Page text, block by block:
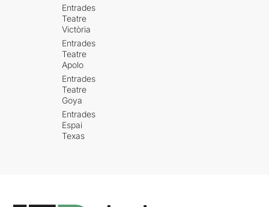
Entrades
Teatre
Victòria
Entrades
Teatre
Apolo
Entrades
Teatre
Goya
Entrades
Espai
Texas